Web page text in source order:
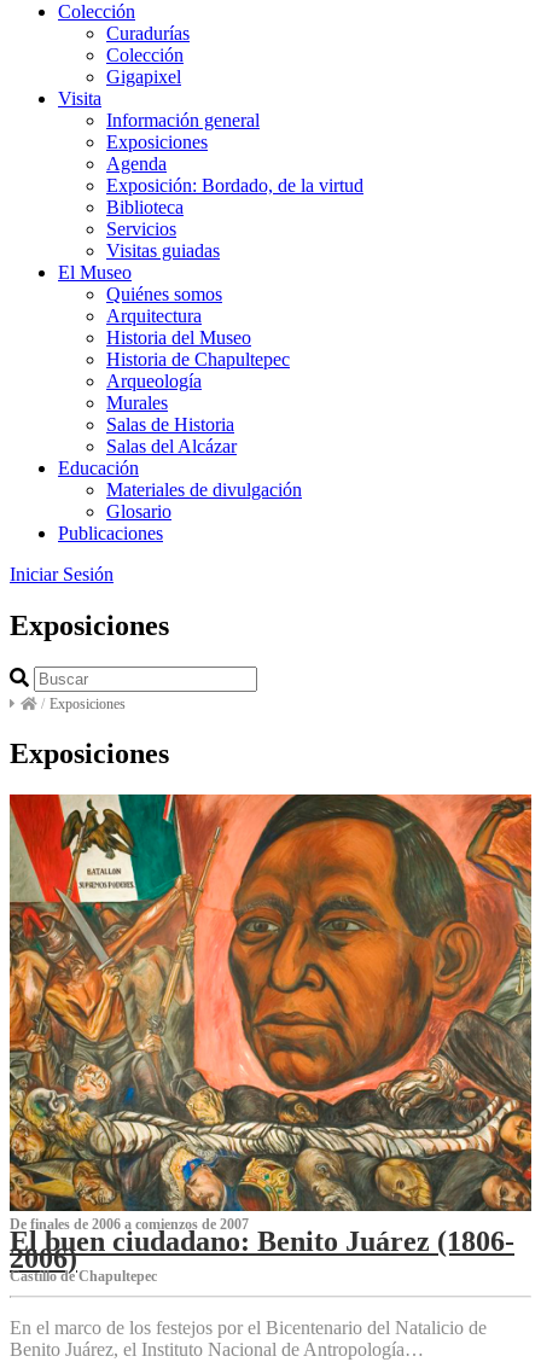
Colección
Curadurías
Colección
Gigapixel
Visita
Información general
Exposiciones
Agenda
Exposición: Bordado, de la virtud
Biblioteca
Servicios
Visitas guiadas
El Museo
Quiénes somos
Arquitectura
Historia del Museo
Historia de Chapultepec
Arqueología
Murales
Salas de Historia
Salas del Alcázar
Educación
Materiales de divulgación
Glosario
Publicaciones
Iniciar Sesión
Exposiciones
/ Exposiciones
Exposiciones
De finales de 2006 a comienzos de 2007
El buen ciudadano: Benito Juárez (1806-
2006)
Castillo de Chapultepec
En el marco de los festejos por el Bicentenario del Natalicio de
Benito Juárez, el Instituto Nacional de Antropología…